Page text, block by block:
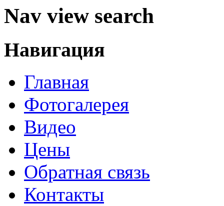
Nav view search
Навигация
Главная
Фотогалерея
Видео
Цены
Обратная связь
Контакты